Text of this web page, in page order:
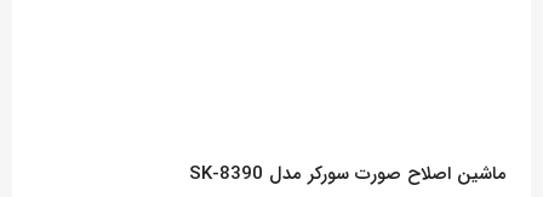
ماشین اصلاح صورت سورکر مدل SK-8390